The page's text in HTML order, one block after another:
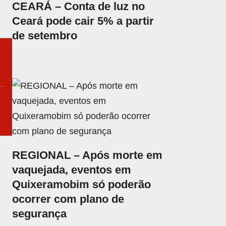
CEARÁ – Conta de luz no
Ceará pode cair 5% a partir
de setembro
REGIONAL – Após morte em
vaquejada, eventos em
Quixeramobim só poderão
ocorrer com plano de
segurança